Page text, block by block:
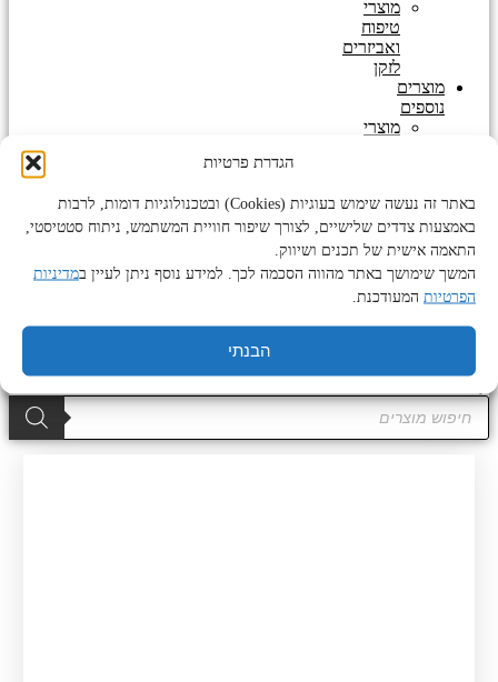
הגדרת פרטיות
באתר זה נעשה שימוש בעוגיות (Cookies) ובטכנולוגיות דומות, לרבות
באמצעות צדדים שלישיים, לצורך שיפור חוויית המשתמש, ניתוח סטטיסטי,
התאמה אישית של תכנים ושיווק.
המשך שימושך באתר מהווה הסכמה לכך. למידע נוסף ניתן לעיין במדיניות
הפרטיות המעודכנת.
הבנתי
מוצרי
טיפוח
ואביזרים
לזקן
מוצרים
נוספים
מוצרי
מוצרי
פדיקור
מניקור
שעוות
לגוף
ולפנים
0
Products
search